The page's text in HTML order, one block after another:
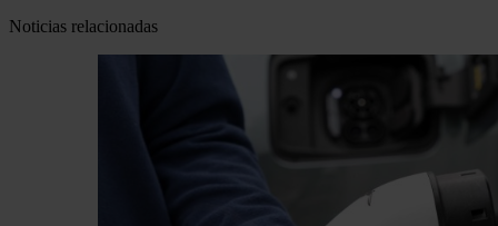
Noticias relacionadas